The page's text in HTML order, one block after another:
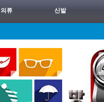
의류 신발